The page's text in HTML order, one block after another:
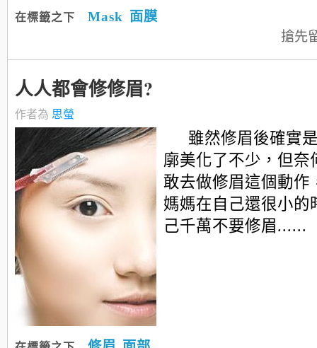
在標籤之下 Mask
面膜
搶先
人人都會修修眉?
作者為 思螢
雖然修眉後確實
廓美化了不少，但奈
敢去做修眉這個動作
媽媽在自己還很小的
己千萬不要修眉......